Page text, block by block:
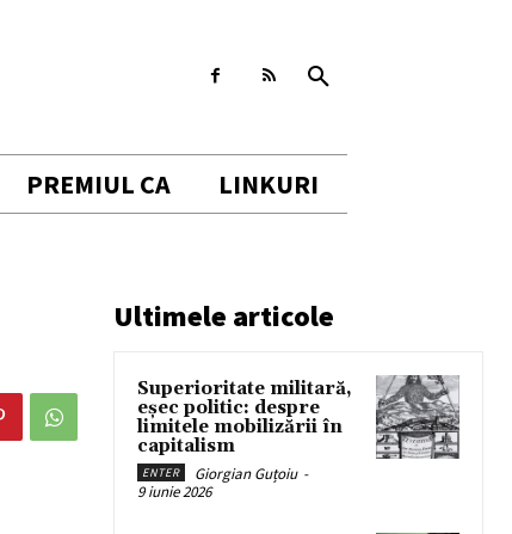
PREMIUL CA LINKURI
Ultimele articole
Superioritate militară,
eșec politic: despre
limitele mobilizării în
capitalism
ENTER Giorgian Guțoiu -
9 iunie 2026